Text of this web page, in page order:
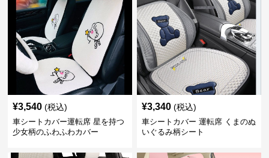
¥3,540 (税込)
車シートカバー運転席 星を持つ
少女柄のふわふわカバー
¥3,340 (税込)
車シートカバー 運転席 くまのぬ
いぐるみ柄シート